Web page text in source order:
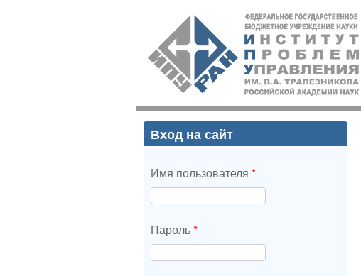
ИПУ
РАН
Вход на сайт
Имя пользователя *
Пароль*